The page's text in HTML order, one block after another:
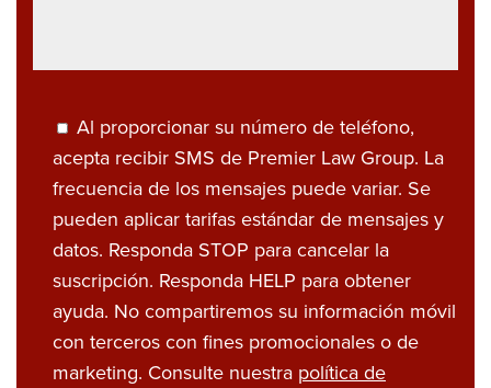
Al proporcionar su número de teléfono,
acepta recibir SMS de Premier Law Group. La
frecuencia de los mensajes puede variar. Se
pueden aplicar tarifas estándar de mensajes y
datos. Responda STOP para cancelar la
suscripción. Responda HELP para obtener
ayuda. No compartiremos su información móvil
con terceros con fines promocionales o de
marketing. Consulte nuestra política de